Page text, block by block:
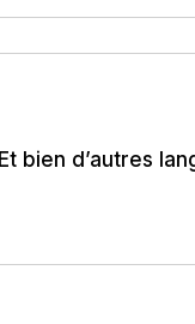
Et bien d’autres